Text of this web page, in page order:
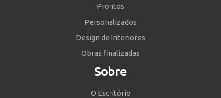
Prontos
Personalizados
Design de Interiores
Obras finalizadas
Sobre
O Escritório